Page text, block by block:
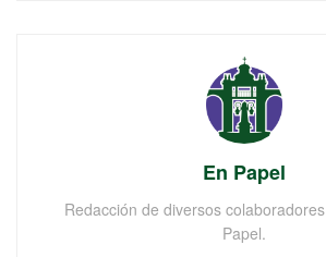
En Papel
Redacción de diversos
Papel.